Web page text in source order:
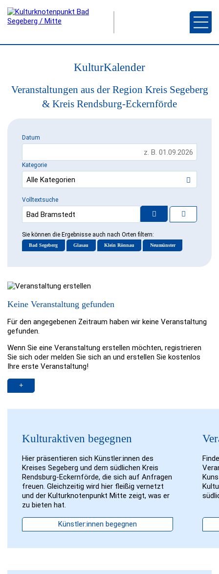
KulturKalender
Veranstaltungen aus der Region Kreis Segeberg
& Kreis Rendsburg-Eckernförde
Datum
Kategorie
Volltextsuche
Sie können die Ergebnisse auch nach Orten filtern:
Bad Segeberg Glasau Klein Rönnau Neumünster
Keine Veranstaltung gefunden
Für den angegebenen Zeitraum haben wir keine Veranstaltung
gefunden.
Wenn Sie eine Veranstaltung erstellen möchten, registrieren
Sie sich oder melden Sie sich an und erstellen Sie kostenlos
Ihre erste Veranstaltung!
Kulturaktiven begegnen
Hier präsentieren sich Künstler:innen des
Kreises Segeberg und dem südlichen Kreis
Rendsburg-Eckernförde, die sich auf Anfragen
freuen. Gleichzeitig wird hier fleißig vernetzt
und der Kulturknotenpunkt Mitte zeigt, was er
zu bieten hat.
Künstler:innen begegnen